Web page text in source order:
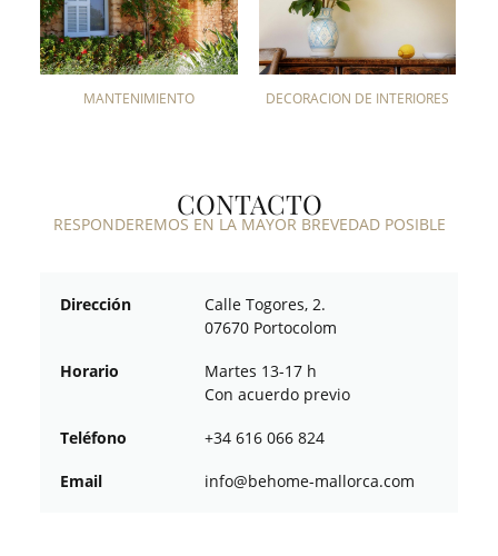
MANTENIMIENTO DECORACIÓN DE INTERIORES
CONTACTO
RESPONDEREMOS EN LA MAYOR BREVEDAD POSIBLE
Dirección
Calle Togores, 2.
07670 Portocolom
Horario
Martes 13-17 h
Con acuerdo previo
Teléfono +34 616 066 824
Email moc.a
croll
am-em
oheb@
ofni